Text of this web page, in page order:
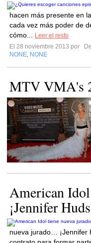
hacen más presente en
cada vez más poder de
cómo...
Leer el resto
El 28 noviembre 2013 por
NONE NONE
MTV VMA's
American
¡Jennifer
nueva jurado… ¡Jennifer